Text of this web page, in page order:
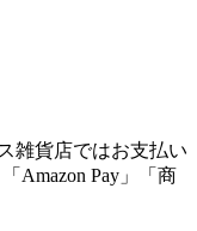
雑貨店ではお支払い
Amazon Pay 」「 商